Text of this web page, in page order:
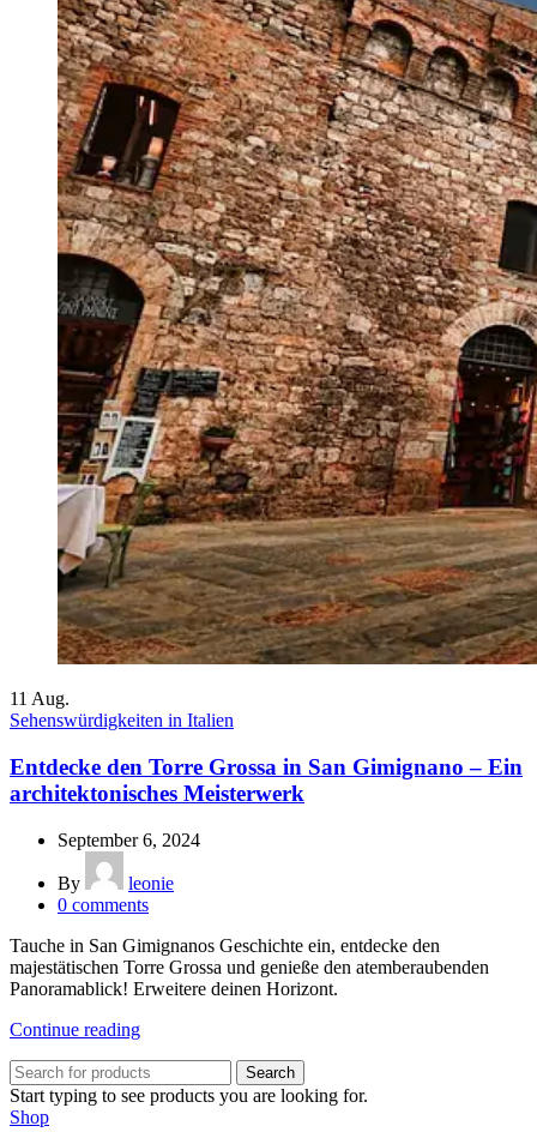
11 Aug.
Sehenswürdigkeiten in Italien
Entdecke den Torre Grossa in San Gimignano – Ein
architektonisches Meisterwerk
September 6, 2024
By
leonie
0 comments
Tauche in San Gimignanos Geschichte ein, entdecke den
majestätischen Torre Grossa und genieße den atemberaubenden
Panoramablick! Erweitere deinen Horizont.
Continue reading
Search
Start typing to see products you are looking for.
Shop